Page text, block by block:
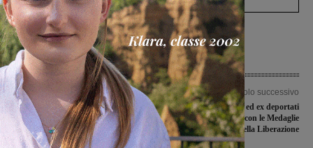
Articolo precedente
Postini in sciopero degli straordinari
per un mese anche in Valdarno
fiorentino. Cisl: “Gravi carenze di
personale e mezzi”
Articolo successivo
Sedici partigiani ed ex deportati
valdarnesi premiati con le Medaglie
della Liberazione